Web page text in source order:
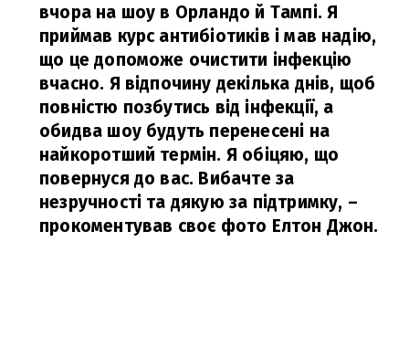
вчора на шоу в Орландо й Тампі. Я
приймав курс антибіотиків і мав надію,
що це допоможе очистити інфекцію
вчасно. Я відпочину декілька днів, щоб
повністю позбутись від інфекції, а
обидва шоу будуть перенесені на
найкоротший термін. Я обіцяю, що
повернуся до вас. Вибачте за
незручності та дякую за підтримку, –
прокоментував своє фото Елтон Джон.